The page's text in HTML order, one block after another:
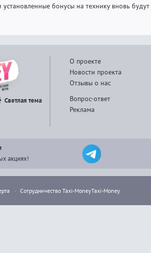
бонусы на технику вновь будут
О проекте
Новости проекта
Отзывы о нас
Вопрос-ответ
Реклама
Светлая тема
акциях!
· Сотрудничество Taxi-MoneyTaxi-Money